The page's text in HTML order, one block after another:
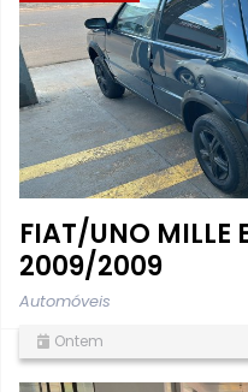
FIAT/UNO MILLE
2009/2009
Automóveis
Ontem